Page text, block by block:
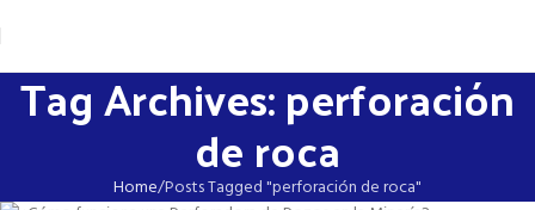
Tag Archives: perforación
de roca
Home Posts Tagged "perforación de roca"